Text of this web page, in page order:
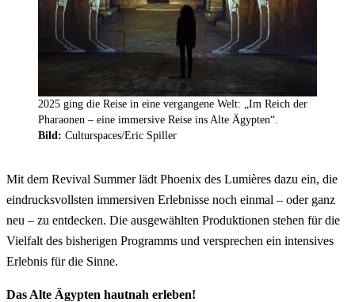
2025 ging die Reise in eine vergangene Welt: „Im Reich der
Pharaonen – eine immersive Reise ins Alte Ägypten“.
Bild: Culturspaces/Eric Spiller
Mit dem Revival Summer lädt Phoenix des Lumières dazu ein, die
eindrucksvollsten immersiven Erlebnisse noch einmal – oder ganz
neu – zu entdecken. Die ausgewählten Produktionen stehen für die
Vielfalt des bisherigen Programms und versprechen ein intensives
Erlebnis für die Sinne.
Das Alte Ägypten hautnah erleben!